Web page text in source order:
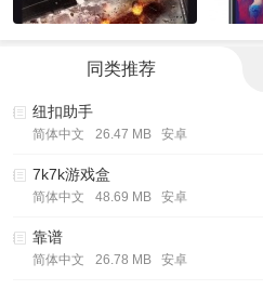
同类推荐
纽扣助手
简体中文 26.47 MB 安卓
7k7k游戏盒
简体中文 48.69 MB 安卓
靠谱
简体中文 26.78 MB 安卓